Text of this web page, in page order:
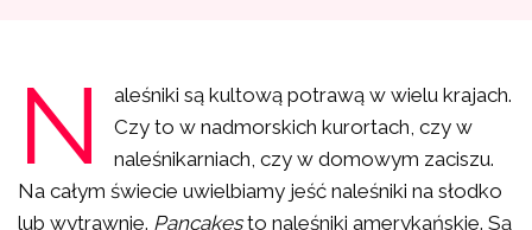
N
aleśniki są kultową potrawą w wielu krajach.
Czy to w nadmorskich kurortach, czy w
naleśnikarniach, czy w domowym zaciszu.
Na całym świecie uwielbiamy jeść naleśniki na słodko
lub wytrawnie. Pancakesto naleśniki amerykańskie. Są